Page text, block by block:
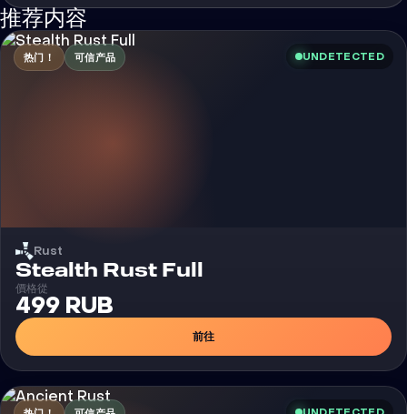
推荐内容
热门！ 可信产品 UNDETECTED
Rust
Stealth Rust Full
價格從
499 RUB
前往